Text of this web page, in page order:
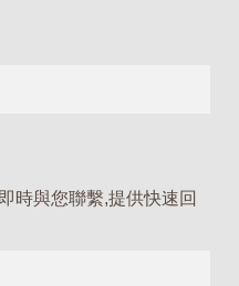
時與您聯繫,提供快速回